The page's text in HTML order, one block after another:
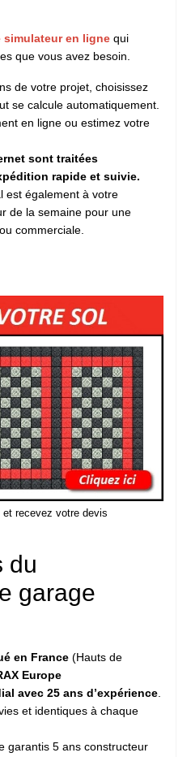
simulateur en lignequi
que vous avez besoin.
de votre projet, choisissez
se calcule automatiquement.
en ligne ou estimez votre
sont traitées
rapide et suivie.
est également à votre
de la semaine pour une
commerciale.
recevez votre devis
du
garage
en France(Hauts de
Europe
avec 25 ans d’expérience.
et identiques à chaque
garantis 5 ans constructeur